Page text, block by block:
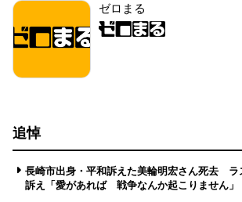
ゼロまる
追悼
長崎市出身・平和訴えた美輪明宏さん死去 ラ
訴え「愛があれば 戦争なんか起こりません」